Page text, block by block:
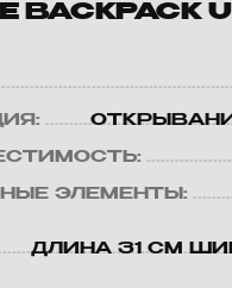
BACKPACK
ЭЛЕМЕНТЫ:
ДЛИНА 31 СМ